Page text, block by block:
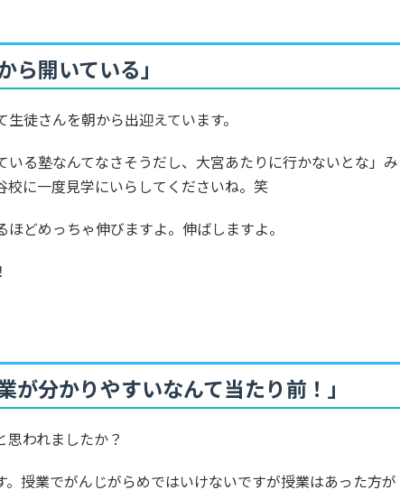
開いている」
徒さんを朝から出迎えています。
いる塾なんてなさそうだし、大宮あたりに行かないとな」み
に一度見学にいらしてくださいね。笑
どめっちゃ伸びますよ。伸ばしますよ。
分かりやすいなんて当たり前！」
われましたか？
授業でがんじがらめではいけないですが授業はあった方が